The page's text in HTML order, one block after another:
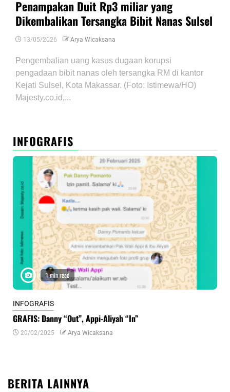
Penampakan Duit Rp3 miliar yang
Dikembalikan Tersangka Bibit Nanas Sulsel
13/05/2026 Arya Wicaksana
Pengembalian uang kasus dugaan korupsi
pengadaan bibit nanas oleh tersangka RM di kantor
Kejati Sulsel, Kota Makassar. (Foto: Istimewa/HO)
Majesty.co.id,...
INFOGRAFIS
1 min read
INFOGRAFIS
GRAFIS: Danny “Out”, Appi-Aliyah “In”
20/02/2025 Arya Wicaksana
BERITA LAINNYA